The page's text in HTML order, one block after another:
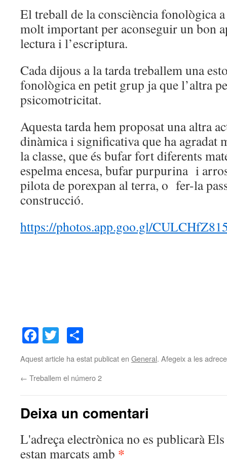
El treball de la consciència fonològica
molt important per aconseguir un bon
lectura i l’escriptura.
Cada dijous a la tarda treballem una
fonològica en petit grup ja que l’altra
psicomotricitat.
Aquesta tarda hem proposat una altra
dinàmica i significativa que ha agradat
la classe, que és bufar fort diferents
espelma encesa, bufar purpurina i
pilota de porexpan al terra, o fer-la
construcció.
https://photos.app.goo.gl/
Facebook
Twitter
Aquest article ha estat publicat en General. Afegeix a les
← Treballem el número 2
Deixa un comentari
L'adreça electrònica no es publicaràEls
estan marcats amb *